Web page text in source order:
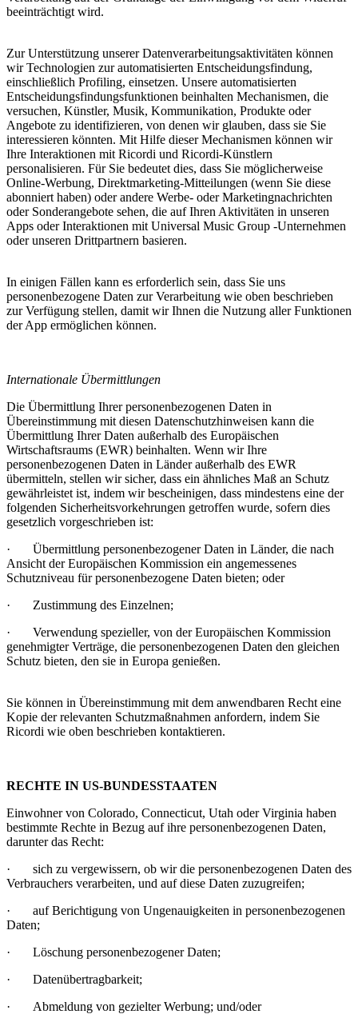
beeinträchtigt wird.
Zur Unterstützung unserer Datenverarbeitungsaktivitäten können
wir Technologien zur automatisierten Entscheidungsfindung,
einschließlich Profiling, einsetzen. Unsere automatisierten
Entscheidungsfindungsfunktionen beinhalten Mechanismen, die
versuchen, Künstler, Musik, Kommunikation, Produkte oder
Angebote zu identifizieren, von denen wir glauben, dass sie Sie
interessieren könnten. Mit Hilfe dieser Mechanismen können wir
Ihre Interaktionen mit Ricordi und Ricordi-Künstlern
personalisieren. Für Sie bedeutet dies, dass Sie möglicherweise
Online-Werbung, Direktmarketing-Mitteilungen (wenn Sie diese
abonniert haben) oder andere Werbe- oder Marketingnachrichten
oder Sonderangebote sehen, die auf Ihren Aktivitäten in unseren
Apps oder Interaktionen mit Universal Music Group -Unternehmen
oder unseren Drittpartnern basieren.
In einigen Fällen kann es erforderlich sein, dass Sie uns
personenbezogene Daten zur Verarbeitung wie oben beschrieben
zur Verfügung stellen, damit wir Ihnen die Nutzung aller Funktionen
der App ermöglichen können.
Internationale Übermittlungen
Die Übermittlung Ihrer personenbezogenen Daten in
Übereinstimmung mit diesen Datenschutzhinweisen kann die
Übermittlung Ihrer Daten außerhalb des Europäischen
Wirtschaftsraums (EWR) beinhalten. Wenn wir Ihre
personenbezogenen Daten in Länder außerhalb des EWR
übermitteln, stellen wir sicher, dass ein ähnliches Maß an Schutz
gewährleistet ist, indem wir bescheinigen, dass mindestens eine der
folgenden Sicherheitsvorkehrungen getroffen wurde, sofern dies
gesetzlich vorgeschrieben ist:
· Übermittlung personenbezogener Daten in Länder, die nach
Ansicht der Europäischen Kommission ein angemessenes
Schutzniveau für personenbezogene Daten bieten; oder
· Zustimmung des Einzelnen;
· Verwendung spezieller, von der Europäischen Kommission
genehmigter Verträge, die personenbezogenen Daten den gleichen
Schutz bieten, den sie in Europa genießen.
Sie können in Übereinstimmung mit dem anwendbaren Recht eine
Kopie der relevanten Schutzmaßnahmen anfordern, indem Sie
Ricordi wie oben beschrieben kontaktieren.
RECHTE IN US-BUNDESSTAATEN
Einwohner von Colorado, Connecticut, Utah oder Virginia haben
bestimmte Rechte in Bezug auf ihre personenbezogenen Daten,
darunter das Recht:
· sich zu vergewissern, ob wir die personenbezogenen Daten des
Verbrauchers verarbeiten, und auf diese Daten zuzugreifen;
· auf Berichtigung von Ungenauigkeiten in personenbezogenen
Daten;
· Löschung personenbezogener Daten;
· Datenübertragbarkeit;
· Abmeldung von gezielter Werbung; und/oder